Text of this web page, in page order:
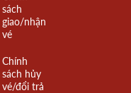
sách
giao/nhận
vé
Chính
sách hủy
vé/đổi trả